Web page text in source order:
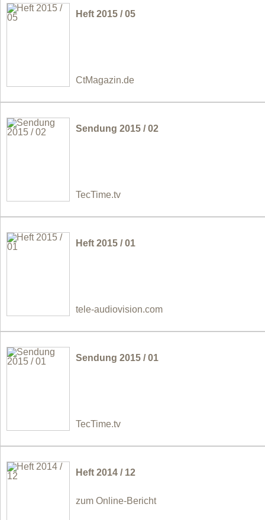
Heft 2015 / 05
CtMagazin.de
Sendung 2015 / 02
TecTime.tv
Heft 2015 / 01
tele-audiovision.com
Sendung 2015 / 01
TecTime.tv
Heft 2014 / 12
zum Online-Bericht